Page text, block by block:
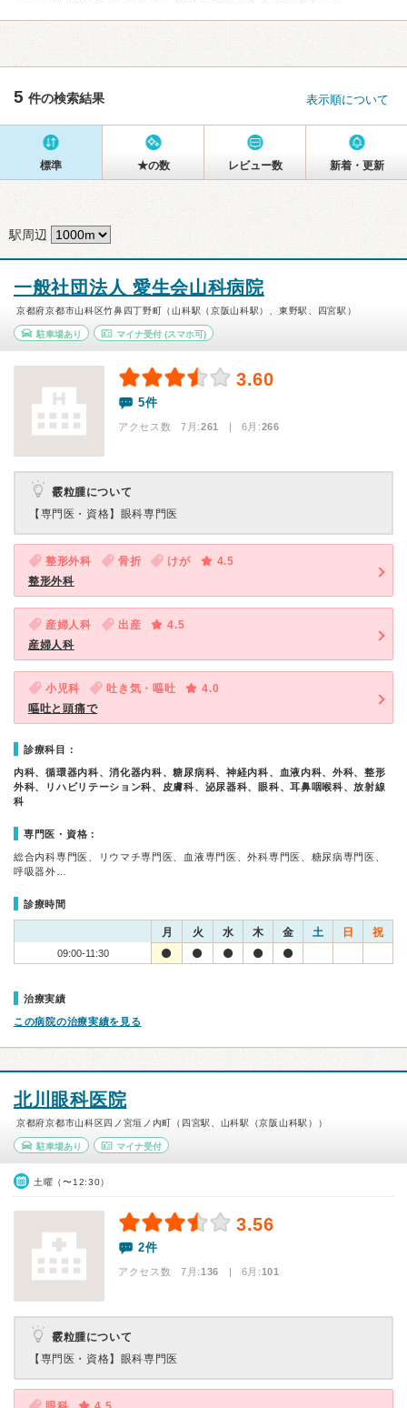
5 件の検索結果 表示順について
標準 ★の数 レビュー数 新着・更新
駅周辺
一般社団法人 愛生会山科病院
京都府京都市山科区竹鼻四丁野町（山科駅（京阪山科駅）、東野駅、四宮駅）
駐車場あり マイナ受付(スマホ可)
3.60
5件
アクセス数 7月:261 | 6月:266
霰粒腫について
【専門医・資格】 眼科専門医
整形外科 骨折 けが
4.5
整形外科
産婦人科 出産
4.5
産婦人科
小児科 吐き気・嘔吐
4.0
嘔吐と頭痛で
診療科目：
内科、循環器内科、消化器内科、糖尿病科、神経内科、血液内科、外科、整形
外科、リハビリテーション科、皮膚科、泌尿器科、眼科、耳鼻咽喉科、放射線
科
専門医・資格：
総合内科専門医、リウマチ専門医、血液専門医、外科専門医、糖尿病専門医、
呼吸器外…
診療時間
月 火 水 木 金 土 日 祝
09:00-11:30
治療実績
この病院の治療実績を見る
北川眼科医院
京都府京都市山科区四ノ宮垣ノ内町（四宮駅、山科駅（京阪山科駅））
駐車場あり マイナ受付
土曜（〜12:30）
3.56
2件
アクセス数 7月:136 | 6月:101
霰粒腫について
【専門医・資格】 眼科専門医